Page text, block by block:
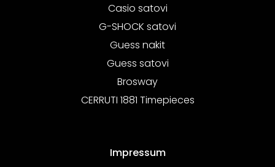
Casio satovi
G-SHOCK satovi
Guess nakit
Guess satovi
Brosway
CERRUTI 1881 Timepieces
Impressum